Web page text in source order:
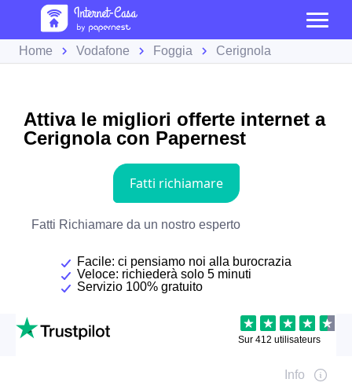
Home Vodafone Foggia Cerignola